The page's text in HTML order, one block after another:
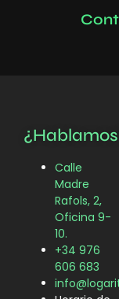
Cont
Calle
Madre
Rafols, 2,
Oficina 9-
10.
+34 976
606 683